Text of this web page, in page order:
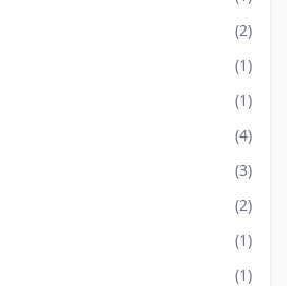
(2)
(1)
(1)
(4)
(3)
(2)
(1)
(1)